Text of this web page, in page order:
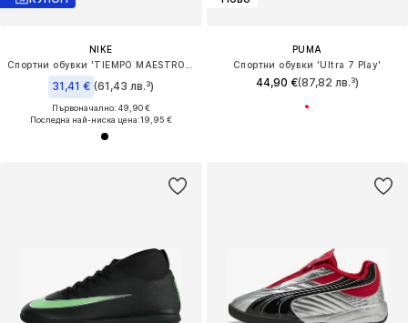
NIKE
31,41 € (61,43 лв.³)
Първоначално: 49,90 €
Последна най-ниска цена:19,95 €
PUMA
Спортни обувки 'Ultra 7 Play'
44,90 €(87,82 лв.³)